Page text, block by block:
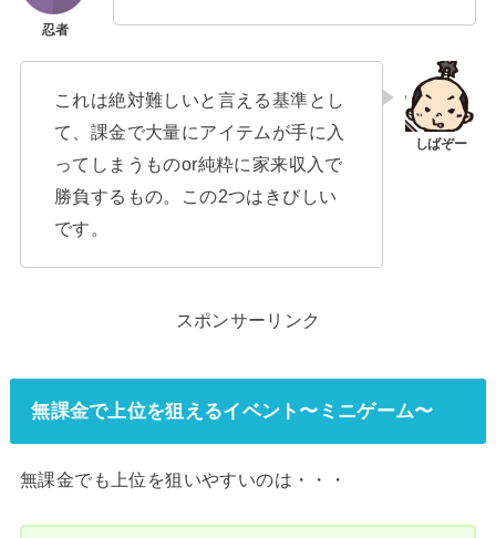
これは絶対難しいと言える基準とし
て、課金で大量にアイテムが手に入
ってしまうものor純粋に家来収入で
勝負するもの。この2つはきびしい
です。
スポンサーリンク
無課金で上位を狙えるイベント〜ミニゲーム〜
無課金でも上位を狙いやすいのは・・・